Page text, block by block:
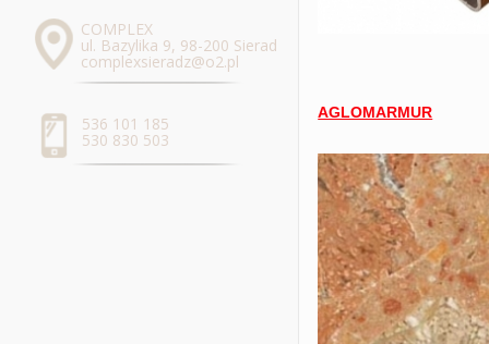
AGLOMARMUR
COMPLEX
ul. Bazylika 9, 98-200 Sieradz
complexsieradz@o2.pl
536 101 185
530 830 503